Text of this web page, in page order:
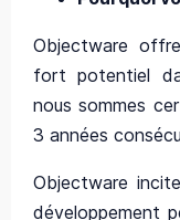
Objectware
fort potentiel
nous sommes
3 années
Objectware
développement